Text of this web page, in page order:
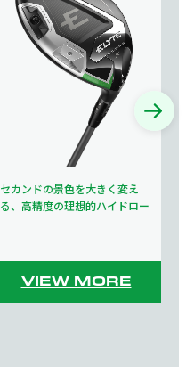
セカンドの景色を大きく変え
る、 高精度の理想的ハイドロー
VIEW MORE